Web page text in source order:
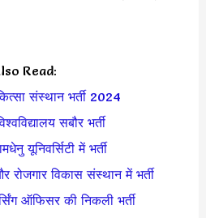
Read:
संस्थान भर्ती 2024
सबौर भर्ती
यूनिवर्सिटी में भर्ती
रोजगार विकास संस्थान में भर्ती
ऑफिसर की निकली भर्ती